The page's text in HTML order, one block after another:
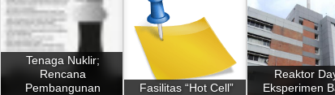
Tenaga Nuklir;
Rencana
Pembangunan
Fasilitas “Hot Cell”
Reaktor
Eksperimen